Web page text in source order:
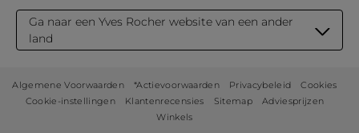
Ga naar een Yves Rocher website van een ander
land
Algemene Voorwaarden *Actievoorwaarden Privacybeleid
Cookies
Cookie-instellingen
Klantenrecensies Sitemap
Adviesprijzen
Winkels